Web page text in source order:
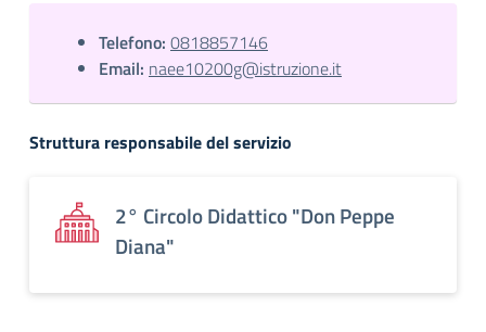
Telefono: 0818857146
Email: naee10200g@istruzione.it
Struttura responsabile del servizio
2° Circolo Didattico "Don Peppe
Diana"